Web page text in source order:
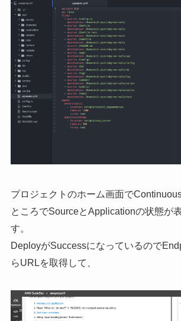
プロジェクトのホーム画面で
ところでSourceとApplicationの状態が
す。
DeployがSuccessになっているので
らURLを取得して、